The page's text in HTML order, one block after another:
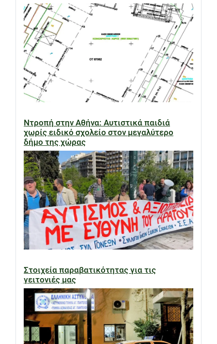
Ντροπή στην Αθήνα: Αυτιστικά παιδιά
χωρίς ειδικό σχολείο στον μεγαλύτερο
δήμο της χώρας
Στοιχεία παραβατικότητας για τις
γειτονιές μας